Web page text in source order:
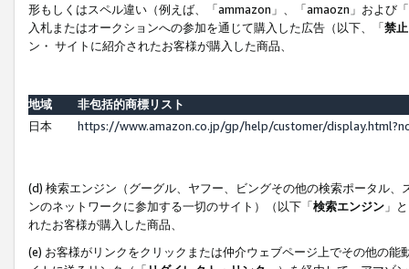
形もしくはスペル違い（例えば、「ammazon」、「amaozn」および
入札またはオークションへの参加を通じて購入した広告（以下、「禁
ン・ サイトに紹介されたお客様が購入した商品、
地域
非包括的商標リスト
日本
https://www.amazon.co.jp/gp/help/customer/
(d) 検索エンジン（グーグル、ヤフー、ビングその他の検索ポータル
ンのネットワークに参加する一切のサイト）（以下「検索エンジン 」
れたお客様が購入した商品、
(e) お客様がリンクをクリックまたは仲介ウェブページ上でその他の